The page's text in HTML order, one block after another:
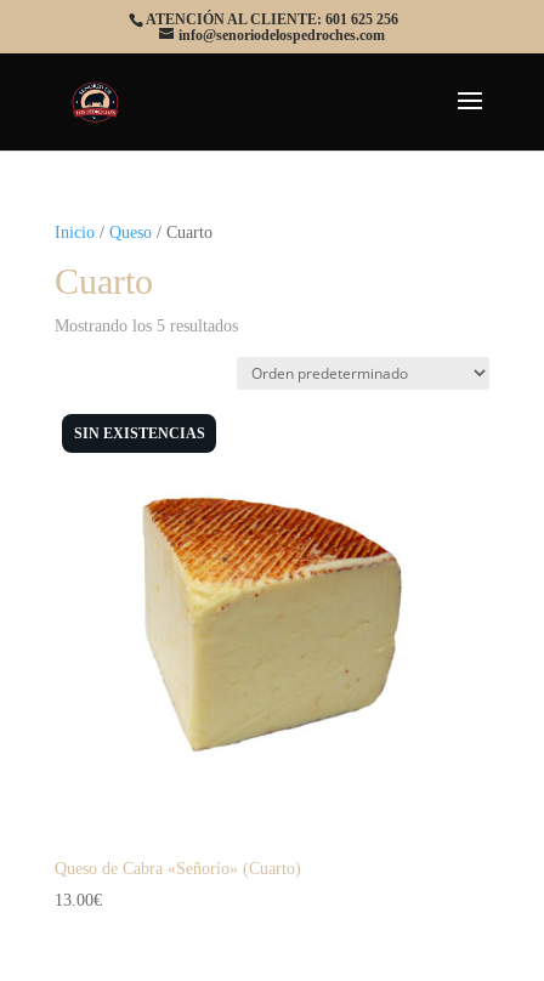
ATENCIÓN AL CLIENTE: 601 625 256
info@senoriodelospedroches.com
Inicio/ Queso/ Cuarto
Cuarto
Mostrando los 5 resultados
SIN EXISTENCIAS
Queso de Cabra «Señorío» (Cuarto)
13.00€